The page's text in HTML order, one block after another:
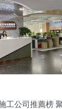
工公司推薦榜